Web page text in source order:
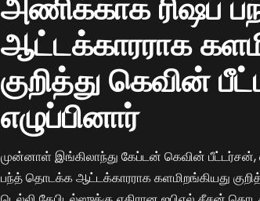
அணிக்காக ரிஷப்
ஆட்டக்காரராக
குறித்து கெவின்
எழுப்பினார்
முன்னாள் இங்கிலாந்து கேப்டன் கெவின்
பந்த் தொடக்க ஆட்டக்காரராக களமிறங்கியது